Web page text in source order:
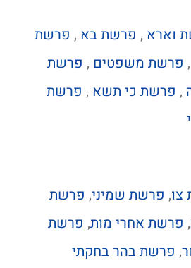
וארא , פרשת בא , פרשת
, פרשת משפטים , פרשת
, פרשת כי תשא , פרשת
צו, פרשת שמיני, פרשת
, פרשת אחרי מות, פרשת
, פרשת בהר בחקתי